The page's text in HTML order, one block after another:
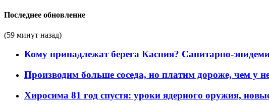
Последнее обновление
(59 минут назад)
Кому принадлежат берега Каспия? Санитарно-
Производим больше соседа, но платим дороже, чем у
Хиросима 81 год спустя: уроки ядерного оружия,